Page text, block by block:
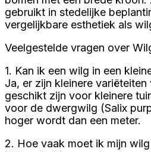
gebruikt in stedelijke
vergelijkbare esthetiek als
Veelgestelde vragen over
1. Kan ik een wilg in een
Ja, er zijn kleinere
geschikt zijn voor kleinere
voor de dwergwilg (Salix
hoger wordt dan een meter.
2. Hoe vaak moet ik mijn